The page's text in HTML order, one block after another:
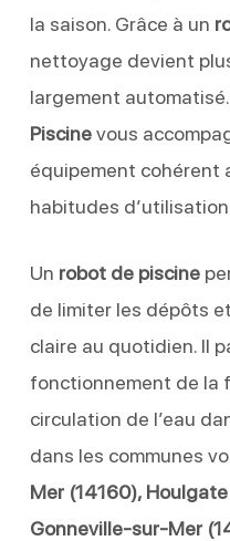
la saison. Grâce à un
nettoyage devient
largement
Piscinevous
équipement cohérent
habitudes
Un robot de piscine
de limiter les dépôts
claire au quotidien. Il
fonctionnement de la
circulation de l’eau
dans les communes
Mer (14160),
Gonneville-sur-Mer